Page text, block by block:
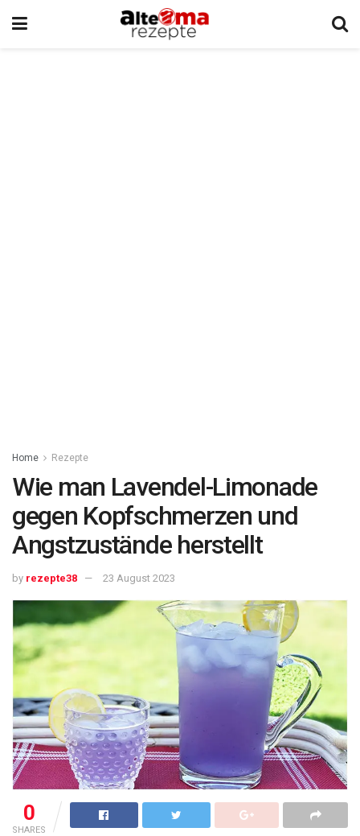
Home Rezepte
Wie man Lavendel-Limonade
gegen Kopfschmerzen und
Angstzustände herstellt
by rezepte38 23 August 2023
0
SHARES